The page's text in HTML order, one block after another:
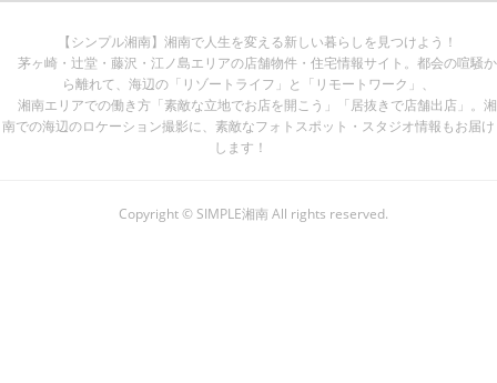
【シンプル湘南】湘南で人生を変える新しい暮らしを見つけよう！
茅ヶ崎・辻堂・藤沢・江ノ島エリアの店舗物件・住宅情報サイト。都会の喧騒か
ら離れて、海辺の「リゾートライフ」と「リモートワーク」、
湘南エリアでの働き方「素敵な立地でお店を開こう」「居抜きで店舗出店」。湘
南での海辺のロケーション撮影に、素敵なフォトスポット・スタジオ情報もお届け
します！
Copyright © SIMPLE湘南 All rights reserved.